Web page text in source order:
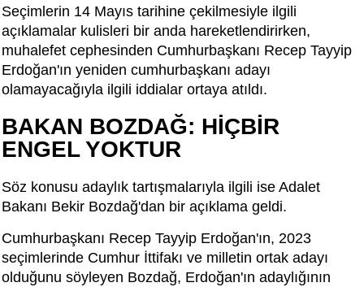
Seçimlerin 14 Mayıs tarihine çekilmesiyle ilgili
açıklamalar kulisleri bir anda hareketlendirirken,
muhalefet cephesinden Cumhurbaşkanı Recep Tayyip
Erdoğan'ın yeniden cumhurbaşkanı adayı
olamayacağıyla ilgili iddialar ortaya atıldı.
BAKAN BOZDAĞ: HİÇBİR
ENGEL YOKTUR
Söz konusu adaylık tartışmalarıyla ilgili ise Adalet
Bakanı Bekir Bozdağ'dan bir açıklama geldi.
Cumhurbaşkanı Recep Tayyip Erdoğan'ın, 2023
seçimlerinde Cumhur İttifakı ve milletin ortak adayı
olduğunu söyleyen Bozdağ, Erdoğan'ın adaylığının